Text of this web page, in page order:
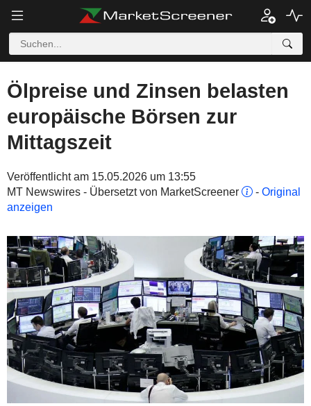
Ölpreise und Zinsen belasten
europäische Börsen zur
Mittagszeit
Veröffentlicht am 15.05.2026 um 13:55
MT Newswires - Übersetzt von MarketScreener
- Original
anzeigen